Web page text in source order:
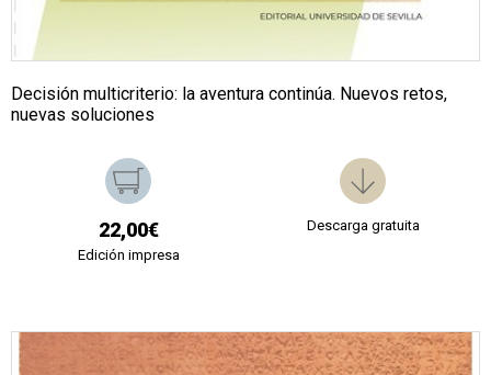
Decisión multicriterio: la aventura continúa. Nuevos retos,
nuevas soluciones
22,00€
Edición impresa
Descarga gratuita